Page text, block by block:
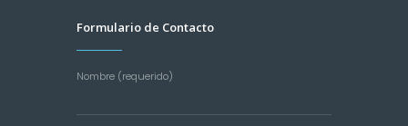
Formulario de Contacto
Nombre (requerido)